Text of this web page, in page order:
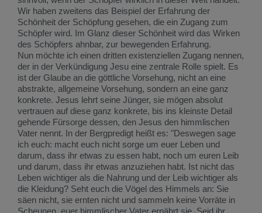
Wir haben zweitens das Beispiel der Erfahrung der
Schönheit der Schöpfung gesehen, die ein Zugang zum
Schöpfer wird. Im Glanz dieser Schönheit wird das Wirken
des Schöpfers ahnbar, zur bewegenden Erfahrung.
Nun möchte ich einen dritten existenziellen Zugang nennen,
der in der Verkündigung Jesu eine zentrale Rolle spielt. Es
ist der Glaube an die göttliche Vorsehung, nicht an eine
abstrakte, allgemeine Vorsehung, sondern an eine ganz
konkrete. Jesus lehrt seine Jünger, sie mögen absolut
vertrauen auf diese ganz konkrete, bis ins kleinste Detail
gehende Fürsorge dessen, den Jesus den himmlischen
Vater nennt. In der Bergpredigt heißt es: "Deswegen sage
ich euch: macht euch nicht sorge um euer Leben und
darum, dass ihr etwas zu essen habt, noch um euren Leib
und darum, dass ihr etwas anzuziehen habt. Ist nicht das
Leben wichtiger als die Nahrung und der Leib wichtiger als
die Kleidung? Seht euch die Vögel des Himmels an: Sie
säen nicht, sie ernten nicht und sammeln keine Vorräte in
Scheunen, euer himmlischer Vater ernährt sie. Seid ihr